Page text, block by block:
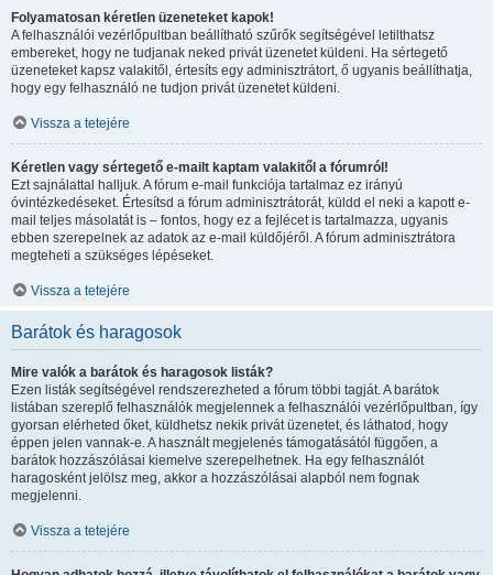
Folyamatosan kéretlen üzeneteket kapok!
A felhasználói vezérlőpultban beállítható szűrők segítségével letilthatsz
embereket, hogy ne tudjanak neked privát üzenetet küldeni. Ha sértegető
üzeneteket kapsz valakitől, értesíts egy adminisztrátort, ő ugyanis beállíthatja,
hogy egy felhasználó ne tudjon privát üzenetet küldeni.
Vissza a tetejére
Kéretlen vagy sértegető e-mailt kaptam valakitől a fórumról!
Ezt sajnálattal halljuk. A fórum e-mail funkciója tartalmaz ez irányú
óvintézkedéseket. Értesítsd a fórum adminisztrátorát, küldd el neki a kapott e-
mail teljes másolatát is – fontos, hogy ez a fejlécet is tartalmazza, ugyanis
ebben szerepelnek az adatok az e-mail küldőjéről. A fórum adminisztrátora
megteheti a szükséges lépéseket.
Vissza a tetejére
Barátok és haragosok
Mire valók a barátok és haragosok listák?
Ezen listák segítségével rendszerezheted a fórum többi tagját. A barátok
listában szereplő felhasználók megjelennek a felhasználói vezérlőpultban, így
gyorsan elérheted őket, küldhetsz nekik privát üzenetet, és láthatod, hogy
éppen jelen vannak-e. A használt megjelenés támogatásától függően, a
barátok hozzászólásai kiemelve szerepelhetnek. Ha egy felhasználót
haragosként jelölsz meg, akkor a hozzászólásai alapból nem fognak
megjelenni.
Vissza a tetejére